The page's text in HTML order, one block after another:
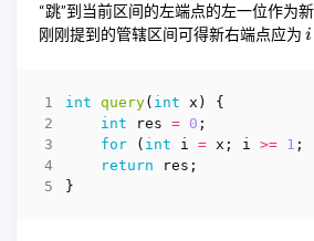
“跳”到当前区间的左端点的左一位作为
刚刚提到的管辖区间可得新右端点应为 ii
int query( int x )
{
int
res = 0 ;
for
( int i = x ; i >= 1 ;
return
res ;
}